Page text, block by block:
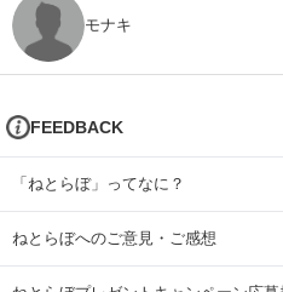
モナキ
FEEDBACK
「ねとらぼ」ってなに？
ねとらぼへのご意見・ご感想